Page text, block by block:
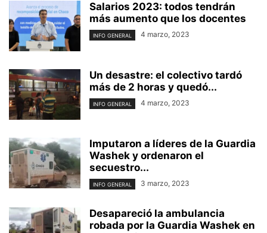
Salarios 2023: todos tendrán
más aumento que los docentes
INFO GENERAL 4 marzo, 2023
Un desastre: el colectivo tardó
más de 2 horas y quedó...
INFO GENERAL 4 marzo, 2023
Imputaron a líderes de la Guardia
Washek y ordenaron el
secuestro...
INFO GENERAL 3 marzo, 2023
Desapareció la ambulancia
robada por la Guardia Washek en